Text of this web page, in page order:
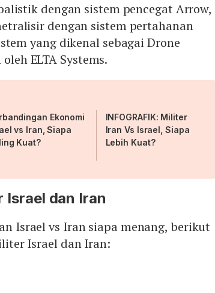
dengan sistem pencegat Arrow,
dengan sistem pertahanan
yang dikenal sebagai Drone
ELTA Systems.
Ekonomi
vs Iran, Siapa
Kuat?
INFOGRAFIK: Militer
Iran Vs Israel, Siapa
Lebih Kuat?
Israel dan Iran
Israel vs Iran siapa menang, berikut
Israel dan Iran: